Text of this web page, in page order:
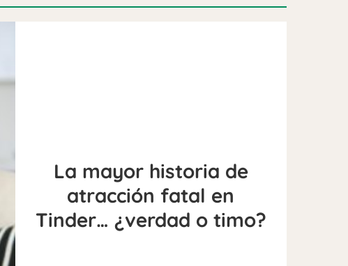
La mayor historia de
atracción fatal en
Tinder… ¿verdad o timo?